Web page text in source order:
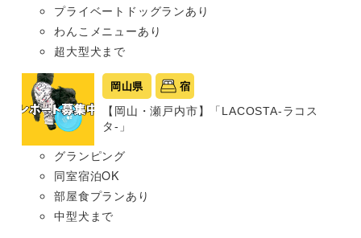
プライベートドッグランあり
わんこメニューあり
超大型犬まで
岡山県 宿
【岡山・瀬戸内市】「LACOSTA-ラコス
タ-」
グランピング
同室宿泊OK
部屋食プランあり
中型犬まで